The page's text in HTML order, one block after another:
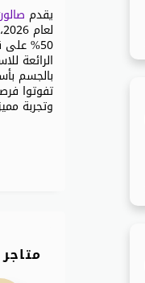
يقدم
50%
الرائعة
بالجسم
تفوتوا
وتجربة